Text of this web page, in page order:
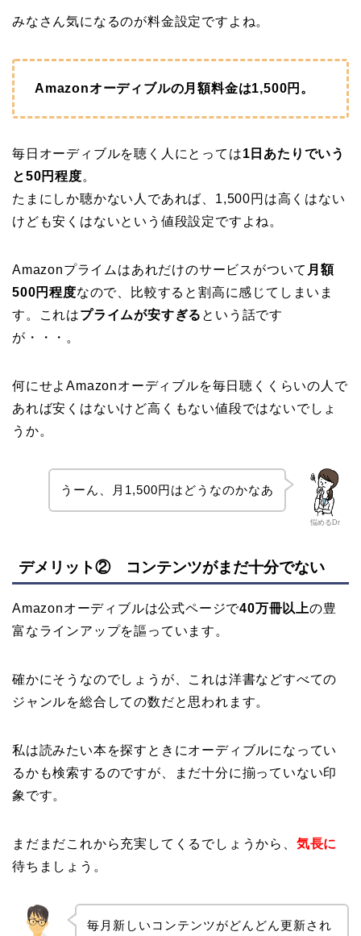
みなさん気になるのが料金設定ですよね。
Amazonオーディブルの月額料金は1,500円。
毎日オーディブルを聴く人にとっては1日あたりでいう
と50円程度。
たまにしか聴かない人であれば、1,500円は高くはない
けども安くはないという値段設定ですよね。
Amazonプライムはあれだけのサービスがついて 月額
500円程度なので、比較すると割高に感じてしまいま
す。これはプライムが安すぎる という話です
が・・・。
何にせよAmazonオーディブルを毎日聴くくらいの人で
あれば安くはないけど高くもない値段ではないでしょ
うか。
悩めるDr
うーん、月1,500円はどうなのかなあ
デメリット② コンテンツがまだ十分でない
Amazonオーディブルは公式ページで40万冊以上の豊
富なラインアップを謳っています。
確かにそうなのでしょうが、これは洋書などすべての
ジャンルを総合しての数だと思われます。
私は読みたい本を探すときにオーディブルになってい
るかも検索するのですが、まだ十分に揃っていない印
象です。
まだまだこれから充実してくるでしょうから、 気長に
待ちましょう。
毎月新しいコンテンツがどんどん更新され